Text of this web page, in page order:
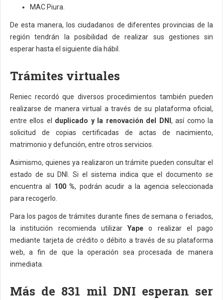
MAC Piura.
De esta manera, los ciudadanos de diferentes provincias de la
región tendrán la posibilidad de realizar sus gestiones sin
esperar hasta el siguiente día hábil.
Trámites virtuales
Reniec recordó que diversos procedimientos también pueden
realizarse de manera virtual a través de su plataforma oficial,
entre ellos el duplicado y la renovación del DNI , así como la
solicitud de copias certificadas de actas de nacimiento,
matrimonio y defunción, entre otros servicios.
Asimismo, quienes ya realizaron un trámite pueden consultar el
estado de su DNI. Si el sistema indica que el documento se
encuentra al 100 %, podrán acudir a la agencia seleccionada
para recogerlo.
Para los pagos de trámites durante fines de semana o feriados,
la institución recomienda utilizar Yape o realizar el pago
mediante tarjeta de crédito o débito a través de su plataforma
web, a fin de que la operación sea procesada de manera
inmediata.
Más de 831 mil DNI esperan ser